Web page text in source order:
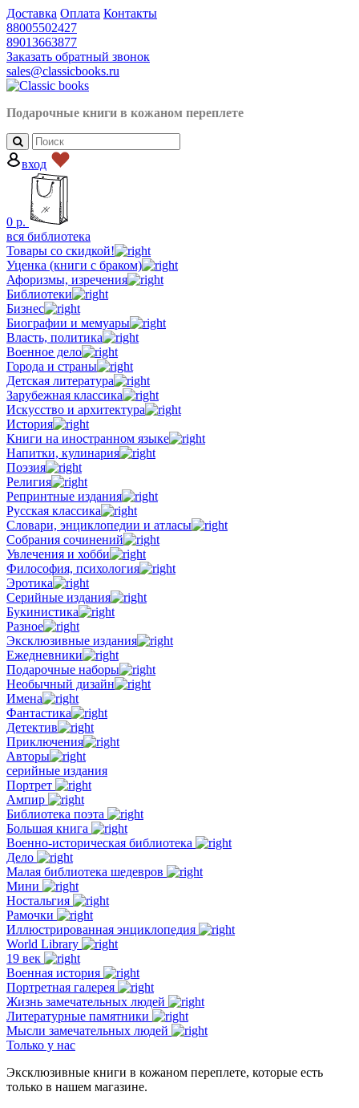
Доставка Оплата Контакты
88005502427
89013663877
Заказать обратный звонок
sales@classicbooks.ru
Подарочные книги в кожаном переплете
вход
0 р.
вся библиотека
Товары со скидкой!
Уценка (книги с браком)
Афоризмы, изречения
Библиотеки
Бизнес
Биографии и мемуары
Власть, политика
Военное дело
Города и страны
Детская литература
Зарубежная классика
Искусство и архитектура
История
Книги на иностранном языке
Напитки, кулинария
Поэзия
Религия
Репринтные издания
Русская классика
Словари, энциклопедии и атласы
Собрания сочинений
Увлечения и хобби
Философия, психология
Эротика
Серийные издания
Букинистика
Разное
Эксклюзивные издания
Ежедневники
Подарочные наборы
Необычный дизайн
Имена
Фантастика
Детектив
Приключения
Авторы
серийные издания
Портрет
Ампир
Библиотека поэта
Большая книга
Военно-историческая библиотека
Дело
Малая библиотека шедевров
Мини
Ностальгия
Рамочки
Иллюстрированная энциклопедия
World Library
19 век
Военная история
Портретная галерея
Жизнь замечательных людей
Литературные памятники
Мысли замечательных людей
Только у нас
Эксклюзивные книги в кожаном переплете, которые есть
только в нашем магазине.